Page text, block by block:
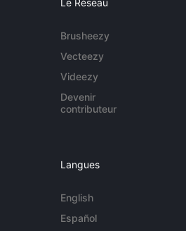
Le Réseau
Brusheezy
Vecteezy
Videezy
Devenir
contributeur
Langues
English
Español